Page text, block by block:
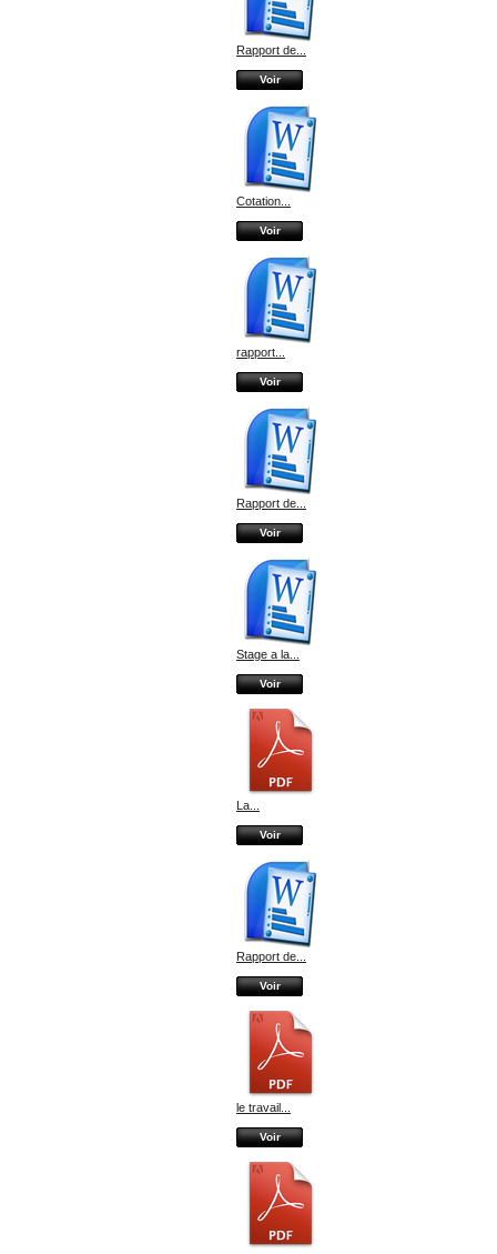
Rapport de...
Voir
Cotation...
Voir
rapport...
Voir
Rapport de...
Voir
Stage a la...
Voir
La...
Voir
Rapport de...
Voir
le travail...
Voir